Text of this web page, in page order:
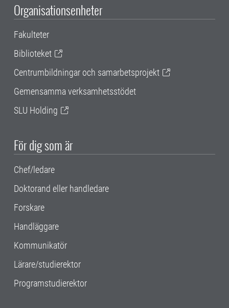
Organisationsenheter
Fakulteter
Biblioteket
Centrumbildningar och samarbetsprojekt
Gemensamma verksamhetsstödet
SLU Holding
För dig som är
Chef/ledare
Doktorand eller handledare
Forskare
Handläggare
Kommunikatör
Lärare/studierektor
Programstudierektor